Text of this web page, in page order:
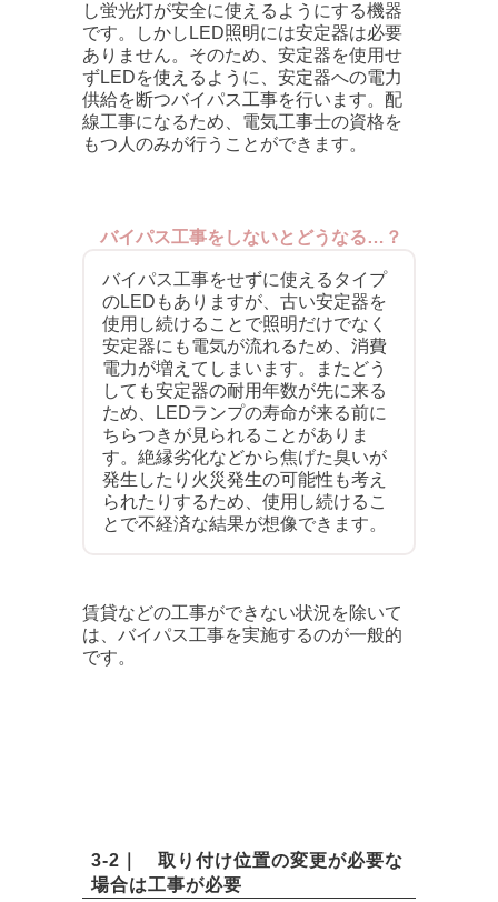
し蛍光灯が安全に使えるようにする機器
です。しかしLED照明には安定器は必要
ありません。そのため、安定器を使用せ
ずLEDを使えるように、安定器への電力
供給を断つバイパス工事を行います。配
線工事になるため、電気工事士の資格を
もつ人のみが行うことができます。
バイパス工事をしないとどうなる…？
バイパス工事をせずに使えるタイプ
のLEDもありますが、古い安定器を
使用し続けることで照明だけでなく
安定器にも電気が流れるため、消費
電力が増えてしまいます。またどう
しても安定器の耐用年数が先に来る
ため、LEDランプの寿命が来る前に
ちらつきが見られることがありま
す。絶縁劣化などから焦げた臭いが
発生したり火災発生の可能性も考え
られたりするため、使用し続けるこ
とで不経済な結果が想像できます。
賃貸などの工事ができない状況を除いて
は、バイパス工事を実施するのが一般的
です。
3-2｜ 取り付け位置の変更が必要な
場合は工事が必要